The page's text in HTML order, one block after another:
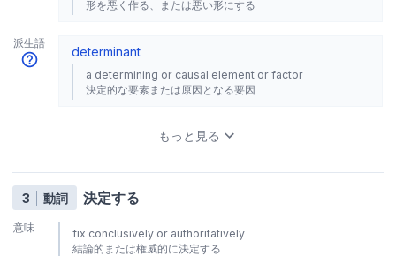
形を悪く作る、または悪い形にする
派生語
determinant
a determining or causal element or factor
決定的な要素または原因となる要因
もっと見る
3 動詞 決定する
意味
fix conclusively or authoritatively
結論的または権威的に決定する